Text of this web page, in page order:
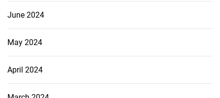
June 2024
May 2024
April 2024